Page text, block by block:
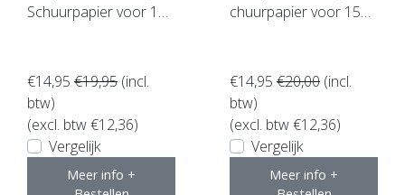
Schuurpapier voor 150
€14,95 €19,95 (incl.
btw)
(excl. btw €12,36)
Vergelijk
Meer info +
chuurpapier voor 150
€14,95 €20,00 (incl.
btw)
(excl. btw €12,36)
Vergelijk
Meer info +